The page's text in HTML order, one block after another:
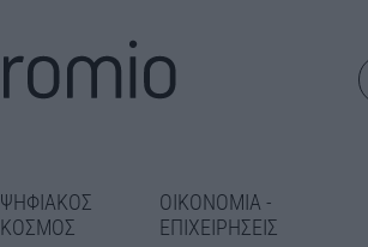
ΨΗΦΙΑΚΟΣ
ΚΟΣΜΟΣ
ΟΙΚΟΝΟΜΙΑ -
ΕΠΙΧΕΙΡΗΣΕΙΣ